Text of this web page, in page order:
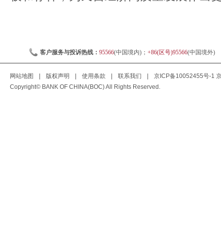
客户服务与投诉热线： 95566(中国境内)； +86(区号)95566(中国境外)
网站地图 版权声明 使用条款 联系我们 京ICP备10052455号-1
Copyright© BANK OF CHINA(BOC) All Rights Reserved.